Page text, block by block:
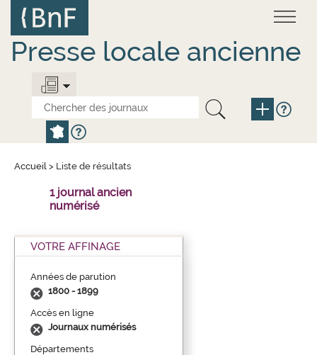
contenu
principal
Presse locale ancienne
Accueil > Liste de résultats
1 journal ancien
numérisé
VOTRE AFFINAGE
Années de parution
1800 - 1899
Accès en ligne
Journaux numérisés
Départements
Panneau de gestion des cookies